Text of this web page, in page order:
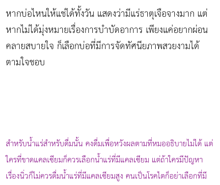
หากบ่อไหนให้แช่ได้ทั้งวัน แสดงว่ามีแร่ธาตุเจือจางมาก แต่
หากไม่ได้มุ่งหมายเรื่องการบำบัดอาการ เพียงแค่อยากผ่อน
คลายสบายใจ ก็เลือกบ่อที่มีการจัดทัศนียภาพสวยงามได้
ตามใจชอบ
สำหรับน้ำแร่สำหรับดื่มนั้น คงดื่มเพื่อหวังผลตามที่หมออธิบายไม่ได้ แต่
ใครที่ขาดแคลเซียมก็ควรเลือกน้ำแร่ที่มีแคลเซียม แต่ถ้าใครมีปัญหา
เรื่องนิ่วก็ไม่ควรดื่มน้ำแร่ที่มีแคลเซียมสูง คนเป็นโรคไตก็อย่าเลือกที่มี